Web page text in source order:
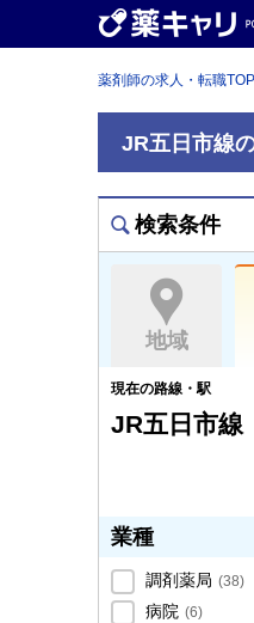
薬剤師の求人・転職TOP
JR五日市線
検索条件
地域
現在の路線・駅
JR五日市線
業種
調剤薬局 (38)
病院 (6)